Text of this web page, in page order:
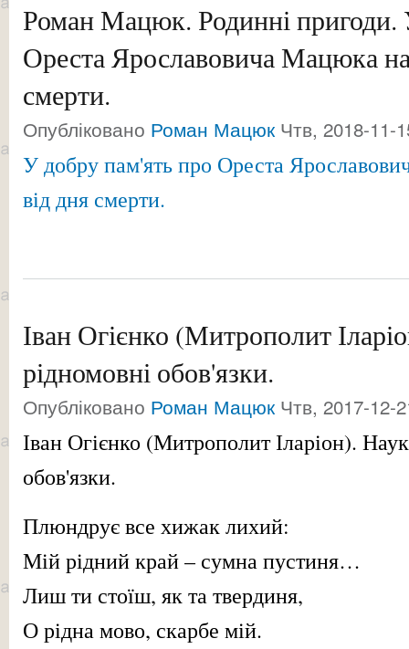
Роман Мацюк. Родинні пригоди.
Ореста Ярославовича Мацюка на
смерти.
Опубліковано Роман Мацюк Чтв, 2018-11-
У добру пам'ять про Ореста
від дня смерти.
Іван Огієнко (Митрополит
рідномовні обов'язки.
Опубліковано Роман Мацюк Чтв, 2017-12-
Іван Огієнко (Митрополит Іларіон).
обов'язки.
Плюндрує все хижак лихий:
Мій рідний край – сумна пустиня…
Лиш ти стоїш, як та твердиня,
О рідна мово, скарбе мій.